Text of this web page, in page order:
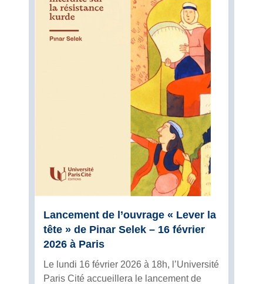
Lancement de l’ouvrage « Lever la
tête » de Pinar Selek – 16 février
2026 à Paris
Le lundi 16 février 2026 à 18h, l’Université
Paris Cité accueillera le lancement de